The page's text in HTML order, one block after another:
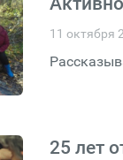
11 октября
25 лет